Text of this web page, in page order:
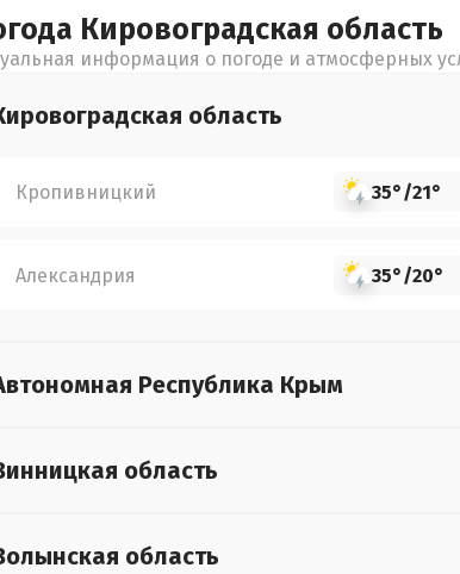
Кировоградская область
информация о погоде и атмосферных
область
Кропивницкий 35°/21°
Александрия 35°/20°
Республика Крым
область
область